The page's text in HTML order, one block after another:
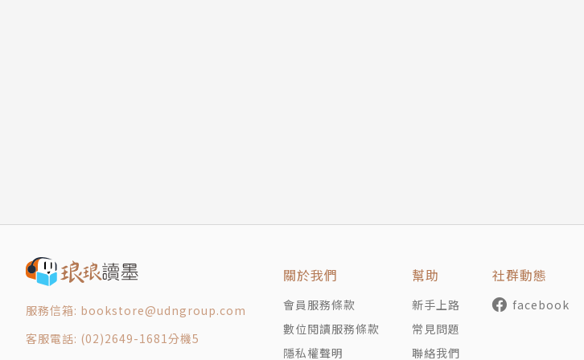
近，身體姿態也會表現出人際的距離。至於家庭關係，那更不用說了，從頭到尾的許多
密等。
不論是日常接觸的熟悉或陌生人、工作夥伴的真實想法、潛在對象是否對你感興趣，或
己，在觀察他人及自身表現上，本書堪稱是了解肢體語言的必備參考書。讀懂它，就
20. 皺起額頭
21. 注射肉毒桿菌的額頭
22. 抬頭紋
24. 太陽穴浮現青筋
服務信箱: bookstore@udngroup.com
客服電話: (02)2649-1681分機5
關於我們
會員服務條款
數位閱讀服務條款
隱私權聲明
幫助
新手上路
常見問題
聯絡我們
社群動態
facebook